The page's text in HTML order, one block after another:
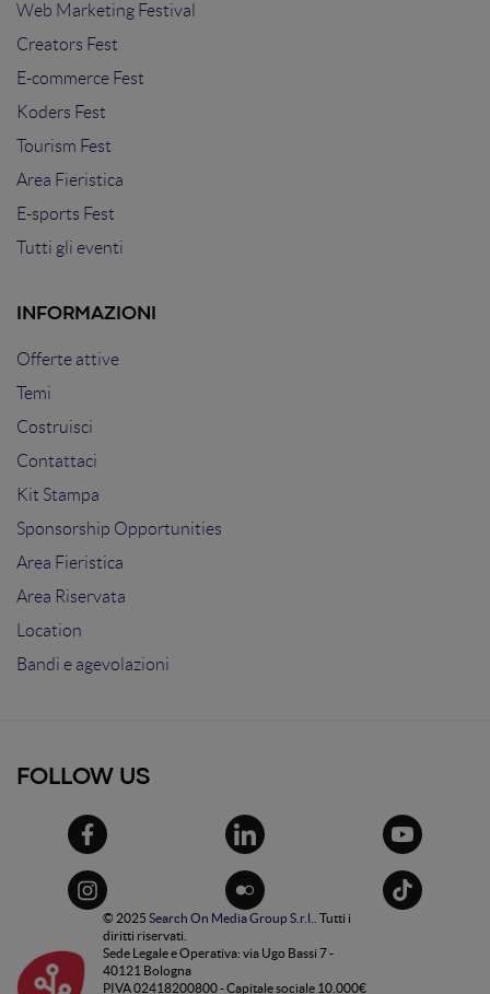
Web Marketing Festival
Creators Fest
E-commerce Fest
Koders Fest
Tourism Fest
Area Fieristica
E-sports Fest
Tutti gli eventi
INFORMAZIONI
Offerte attive
Temi
Costruisci
Contattaci
Kit Stampa
Sponsorship Opportunities
Area Fieristica
Area Riservata
Location
Bandi e agevolazioni
FOLLOW US
© 2025 Search On Media Group S.r.l.
. Tutti i
diritti riservati.
Sede Legale e Operativa: via Ugo Bassi 7 -
40121 Bologna
PIVA 02418200800 - Capitale sociale 10.000€